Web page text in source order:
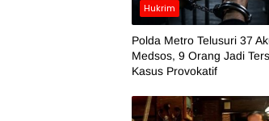
Hukrim
Polda Metro Telusuri 37
Medsos, 9 Orang Jadi
Kasus Provokatif